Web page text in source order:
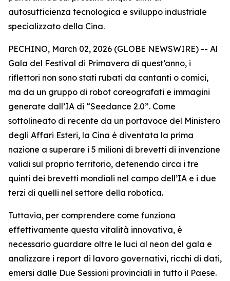
autosufficienza tecnologica e sviluppo industriale
specializzato della Cina.
PECHINO, March 02, 2026 (GLOBE NEWSWIRE) -- Al
Gala del Festival di Primavera di quest’anno, i
riflettori non sono stati rubati da cantanti o comici,
ma da un gruppo di robot coreografati e immagini
generate dall’IA di “Seedance 2.0”. Come
sottolineato di recente da un portavoce del Ministero
degli Affari Esteri, la Cina è diventata la prima
nazione a superare i 5 milioni di brevetti di invenzione
validi sul proprio territorio, detenendo circa i tre
quinti dei brevetti mondiali nel campo dell’IA e i due
terzi di quelli nel settore della robotica.
Tuttavia, per comprendere come funziona
effettivamente questa vitalità innovativa, è
necessario guardare oltre le luci al neon del gala e
analizzare i report di lavoro governativi, ricchi di dati,
emersi dalle Due Sessioni provinciali in tutto il Paese.